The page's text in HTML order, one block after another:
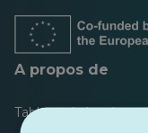
ongletongletongletonglet
A propos de
Tableau de bord